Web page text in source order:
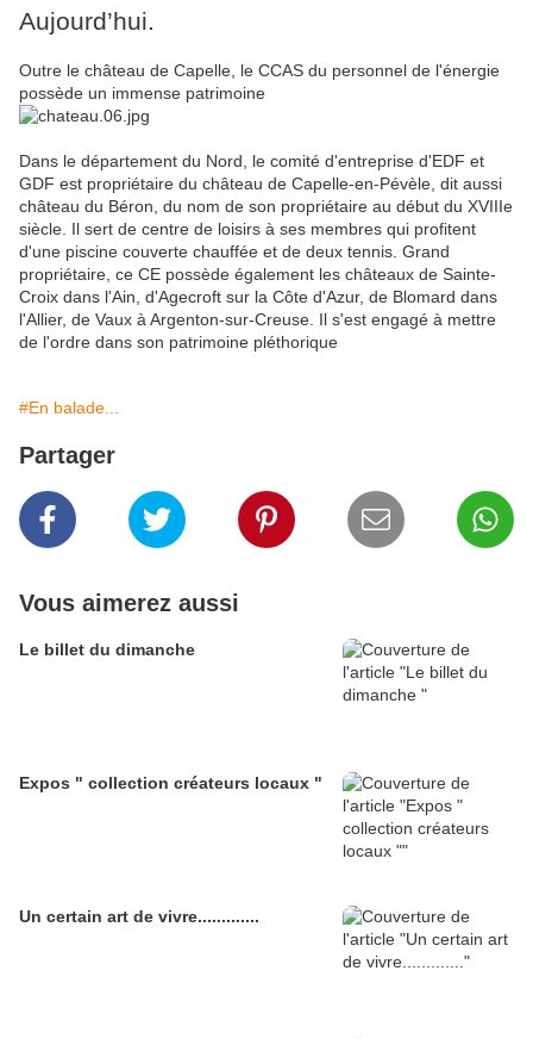
Aujourd’hui.
Outre le château de Capelle, le CCAS du personnel de l'énergie
possède un immense patrimoine
Dans le département du Nord, le comité d'entreprise d'EDF et
GDF est propriétaire du château de Capelle-en-Pévèle, dit aussi
château du Béron, du nom de son propriétaire au début du XVIIIe
siècle. Il sert de centre de loisirs à ses membres qui profitent
d'une piscine couverte chauffée et de deux tennis. Grand
propriétaire, ce CE possède également les châteaux de Sainte-
Croix dans l'Ain, d'Agecroft sur la Côte d'Azur, de Blomard dans
l'Allier, de Vaux à Argenton-sur-Creuse. Il s'est engagé à mettre
de l'ordre dans son patrimoine pléthorique
#En balade...
Partager
Vous aimerez aussi
Le billet du dimanche
Expos " collection créateurs locaux "
Un certain art de vivre.............